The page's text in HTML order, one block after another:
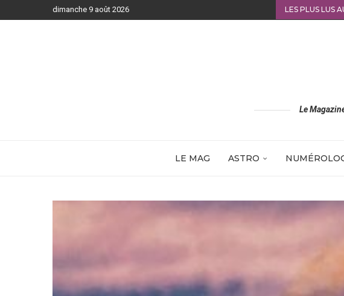
dimanche 9 août 2026 LES PLUS LUS
Le
LE MAG ASTRO